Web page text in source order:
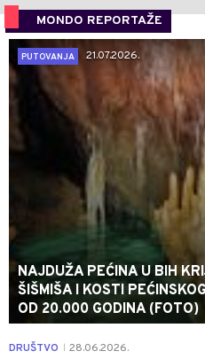
MONDO REPORTAŽE
PUTOVANJA
21.07.2026.
NAJDUŽA PEĆINA U BIH
ŠIŠMIŠA I KOSTI
OD 20.000 GODINA (FOTO)
DRUŠTVO 28.06.2026.